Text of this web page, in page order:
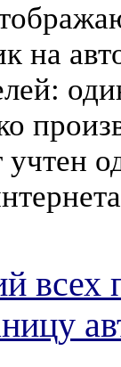
на
учтен
всех